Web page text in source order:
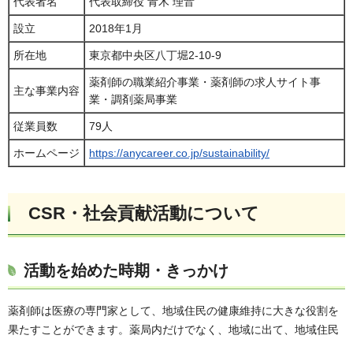
設立 2018年1月
所在地 東京都中央区八丁堀2-10-9
主な事業内容
薬剤師の職業紹介事業・薬剤師の求人サイト事
業・調剤薬局事業
従業員数 79人
ホームページ https://anycareer.co.jp/sustainability/
CSR・社会貢献活動について
活動を始めた時期・きっかけ
薬剤師は医療の専門家として、地域住民の健康維持に大きな役割を
果たすことができます。薬局内だけでなく、地域に出て、地域住民